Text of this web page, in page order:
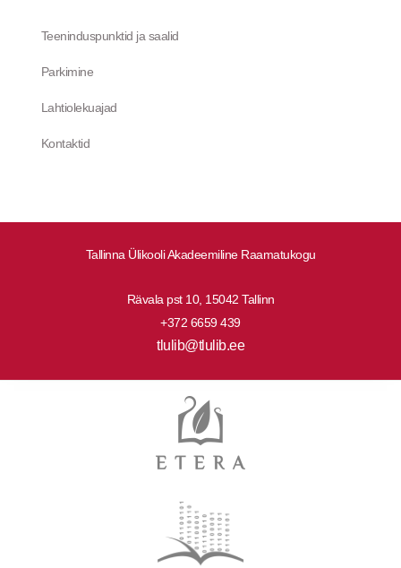
Tallinna Ülikooli Akadeemiline Raamatukogu
Rävala pst 10, 15042 Tallinn
+372 6659 439
tlulib@tlulib.ee
Teeninduspunktid ja saalid
Parkimine
Lahtiolekuajad
Kontaktid